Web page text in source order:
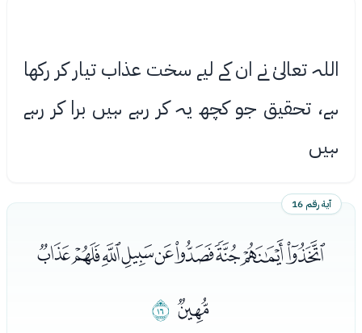
اللہ تعالیٰ نے ان کے لیے سخت عذاب تیار کر رکھا
ہے، تحقیق جو کچھ یہ کر رہے ہیں برا کر رہے
ہیں
آية رقم 16
ﮦﮧﮨﮩﮪﮫﮬﮭﮮ
ﮯﮰ